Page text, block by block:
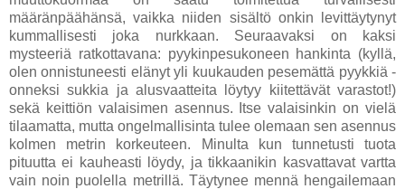
määränpäähänsä, vaikka niiden sisältö onkin levittäytynyt
kummallisesti joka nurkkaan. Seuraavaksi on kaksi
mysteeriä ratkottavana: pyykinpesukoneen hankinta (kyllä,
olen onnistuneesti elänyt yli kuukauden pesemättä pyykkiä -
onneksi sukkia ja alusvaatteita löytyy kiitettävät varastot!)
sekä keittiön valaisimen asennus. Itse valaisinkin on vielä
tilaamatta, mutta ongelmallisinta tulee olemaan sen asennus
kolmen metrin korkeuteen. Minulta kun tunnetusti tuota
pituutta ei kauheasti löydy, ja tikkaanikin kasvattavat vartta
vain noin puolella metrillä. Täytynee mennä hengailemaan